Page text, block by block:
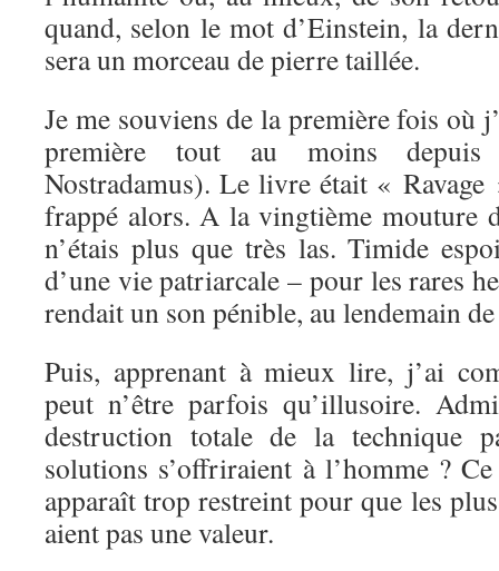
quand, selon le mot d’Einstein, la
sera un morceau de pierre taillée.
Je me souviens de la première fois où
première tout au moins depuis
Nostradamus). Le livre était « Ravage
frappé alors. A la vingtième mouture
n’étais plus que très las. Timide
d’une vie patriarcale – pour les rares
rendait un son pénible, au lendemain
Puis, apprenant à mieux lire, j’ai
peut n’être parfois qu’illusoire.
destruction totale de la technique
solutions s’offriraient à l’homme ?
apparaît trop restreint pour que les
aient pas une valeur.